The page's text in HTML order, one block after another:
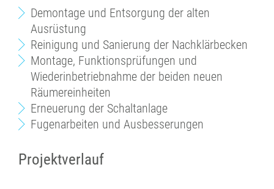
Demontage und Entsorgung der alten
Ausrüstung
Reinigung und Sanierung der Nachklärbecken
Montage, Funktionsprüfungen und
Wiederinbetriebnahme der beiden neuen
Räumereinheiten
Erneuerung der Schaltanlage
Fugenarbeiten und Ausbesserungen
Projektverlauf